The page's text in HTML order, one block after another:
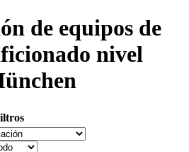
de equipos de
nivel